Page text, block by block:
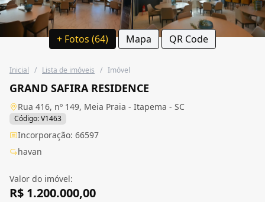
+ Fotos (64) Mapa QR Code
Inicial / Lista de imóveis / Imóvel
GRAND SAFIRA RESIDENCE
Rua 416, nº 149, Meia Praia - Itapema - SC
Código: V1463
Incorporação: 66597
havan
Valor do imóvel:
R$ 1.200.000,00